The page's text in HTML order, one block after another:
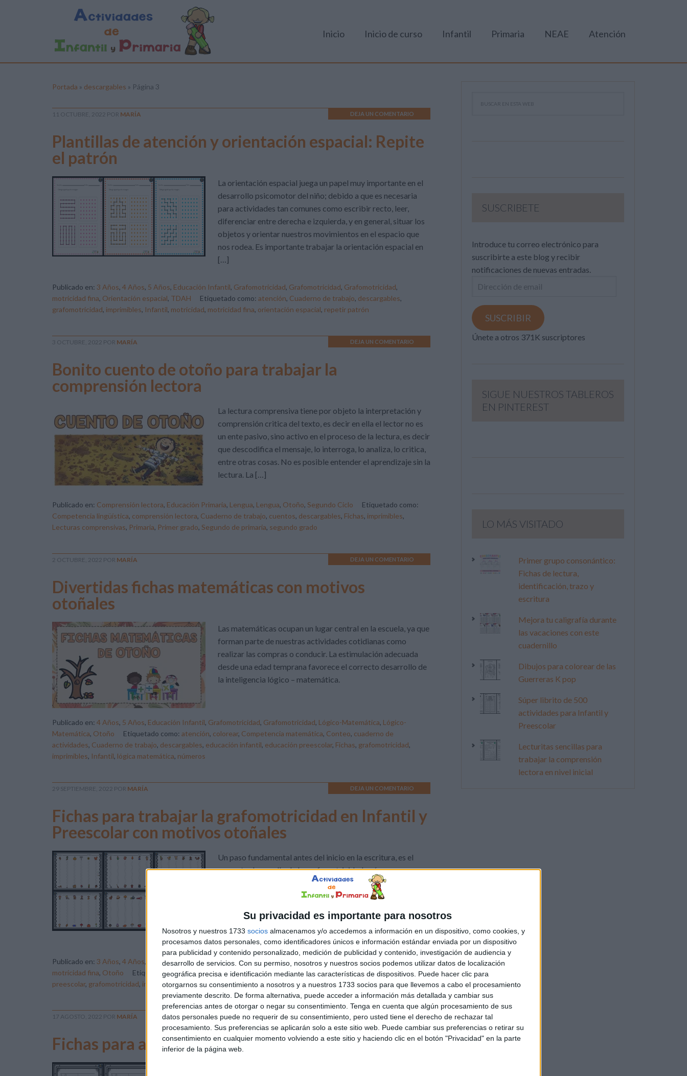
Su privacidad es importante para nosotros
Nosotros y nuestros 1733 socios almacenamos y/o accedemos a información en un dispositivo, como cookies, y
procesamos datos personales, como identificadores únicos e información estándar enviada por un dispositivo
para publicidad y contenido personalizado, medición de publicidad y contenido, investigación de audiencia y
desarrollo de servicios. Con su permiso, nosotros y nuestros socios podemos utilizar datos de localización
geográfica precisa e identificación mediante las características de dispositivos. Puede hacer clic para
otorgarnos su consentimiento a nosotros y a nuestros 1733 socios para que llevemos a cabo el procesamiento
previamente descrito. De forma alternativa, puede acceder a información más detallada y cambiar sus
preferencias antes de otorgar o negar su consentimiento. Tenga en cuenta que algún procesamiento de sus
datos personales puede no requerir de su consentimiento, pero usted tiene el derecho de rechazar tal
procesamiento. Sus preferencias se aplicarán solo a este sitio web. Puede cambiar sus preferencias o retirar su
consentimiento en cualquier momento volviendo a este sitio y haciendo clic en el botón "Privacidad" en la parte
inferior de la página web.
Inicio Inicio de curso Infantil Primaria NEAE Atención
Portada » descargables » Página 3
11 OCTUBRE, 2022 POR MARÍA DEJA UN COMENTARIO
Plantillas de atención y orientación espacial: Repite
el patrón
La orientación espacial juega un papel muy importante en el
desarrollo psicomotor del niño; debido a que es necesaria
para actividades tan comunes como escribir recto, leer,
diferenciar entre derecha e izquierda, y en general, situar los
objetos y orientar nuestros movimientos en el espacio que
nos rodea. Es importante trabajar la orientación espacial en
[…]
Publicado en: 3 Años, 4 Años, 5 Años, Educación Infantil, Grafomotricidad, Grafomotricidad, Grafomotricidad,
motricidad fina, Orientación espacial, TDAH Etiquetado como: atención, Cuaderno de trabajo, descargables,
grafomotricidad, imprimibles, Infantil, motricidad, motricidad fina, orientación espacial, repetir patrón
3 OCTUBRE, 2022 POR MARÍA DEJA UN COMENTARIO
Bonito cuento de otoño para trabajar la
comprensión lectora
La lectura comprensiva tiene por objeto la interpretación y
comprensión critica del texto, es decir en ella el lector no es
un ente pasivo, sino activo en el proceso de la lectura, es decir
que descodifica el mensaje, lo interroga, lo analiza, lo critica,
entre otras cosas. No es posible entender el aprendizaje sin la
lectura. La […]
Publicado en: Comprensión lectora, Educación Primaria, Lengua, Lengua, Otoño, Segundo Ciclo
Etiquetado como:
Competencia lingüística, comprensión lectora, Cuaderno de trabajo, cuentos, descargables, Fichas, imprimibles,
Lecturas comprensivas, Primaria, Primer grado, Segundo de primaria, segundo grado
2 OCTUBRE, 2022 POR MARÍA DEJA UN COMENTARIO
Divertidas fichas matemáticas con motivos
otoñales
Las matemáticas ocupan un lugar central en la escuela, ya que
forman parte de nuestras actividades cotidianas como
realizar las compras o conducir. La estimulación adecuada
desde una edad temprana favorece el correcto desarrollo de
la inteligencia lógico – matemática.
Publicado en: 4 Años, 5 Años, Educación Infantil, Grafomotricidad, Grafomotricidad, Lógico-Matemática, Lógico-
Matemática, Otoño Etiquetado como: atención, colorear, Competencia matemática, Conteo, cuaderno de
actividades, Cuaderno de trabajo, descargables, educación infantil, educación preescolar, Fichas, grafomotricidad,
imprimibles, Infantil, lógica matemática, números
29 SEPTIEMBRE, 2022 POR MARÍA DEJA UN COMENTARIO
Fichas para trabajar la grafomotricidad en Infantil y
Preescolar con motivos otoñales
Un paso fundamental antes del inicio en la escritura, es el
correcto desarrollo de la grafomotricidad, así como
aspectos tan importantes como agarrar bien el lápiz.
Respecto a la grafomotricidad, “grafo” quiere decir escritura
grafomotricidad infantil no es ni más ni menos que el
movimiento de la […]
Publicado en: 3 Años, 4 Años, 5 Años,Educación Infantil,Grafomotricidad,Grafomotricidad,Grafomotricidad,
motricidad fina, Otoño Etiquetado como:desarrollo grafomotor,descargables ,educación infantil ,educación
preescolar, grafomotricidad, imprimibles,Infantil, Lengua,Trazo
17 AGOSTO, 2022 POR MARÍA DEJA UN COMENTARIO
Fichas para aprender a escribir el nombre propio
SUSCRIBETE
Introduce tu correo electrónico para
suscribirte a este blog y recibir
notificaciones de nuevas entradas.
Dirección
email
SUSCRIBIR
Únete a otros 371K suscriptores
SIGUE NUESTROS TABLEROS
EN PINTEREST
LO MÁS VISITADO
Primer grupo consonántico:
Fichas de lectura,
identificación, trazo y
escritura
Mejora tu caligrafía durante
las vacaciones con este
cuadernillo
Dibujos para colorear de las
Guerreras K pop
Súper librito de 500
actividades para Infantil y
Preescolar
Lecturitas sencillas para
trabajar la comprensión
lectora en nivel inicial